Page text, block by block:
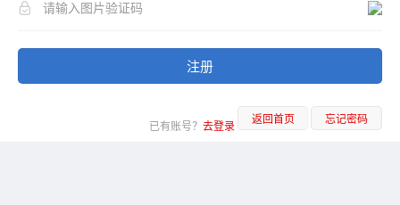
注册
已有账号？ 去登录 返回首页 忘记密码